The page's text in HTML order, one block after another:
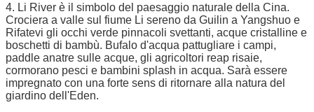
4. Li River è il simbolo del paesaggio naturale della Cina.
Crociera a valle sul fiume Li sereno da Guilin a Yangshuo e
Rifatevi gli occhi verde pinnacoli svettanti, acque cristalline e
boschetti di bambù. Bufalo d'acqua pattugliare i campi,
paddle anatre sulle acque, gli agricoltori reap risaie,
cormorano pesci e bambini splash in acqua. Sarà essere
impregnato con una forte sens di ritornare alla natura del
giardino dell'Eden.